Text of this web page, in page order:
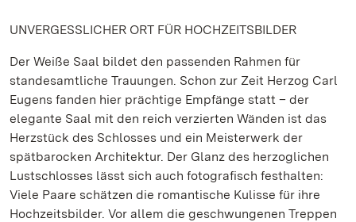
UNVERGESSLICHER ORT FÜR HOCHZEITSBILDER
Der Weiße Saal bildet den passenden Rahmen für
standesamtliche Trauungen. Schon zur Zeit Herzog Carl
Eugens fanden hier prächtige Empfänge statt – der
elegante Saal mit den reich verzierten Wänden ist das
Herzstück des Schlosses und ein Meisterwerk der
spätbarocken Architektur. Der Glanz des herzoglichen
Lustschlosses lässt sich auch fotografisch festhalten:
Viele Paare schätzen die romantische Kulisse für ihre
Hochzeitsbilder. Vor allem die geschwungenen Treppen